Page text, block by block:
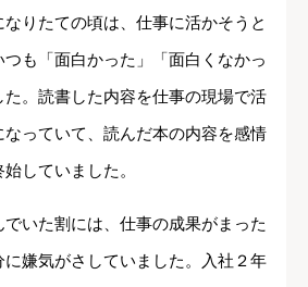
りたての頃は、仕事に活かそうと
も「面白かった」「面白くなかっ
。読書した内容を仕事の現場で活
っていて、読んだ本の内容を感情
していました。
いた割には、仕事の成果がまった
に嫌気がさしていました。入社２年